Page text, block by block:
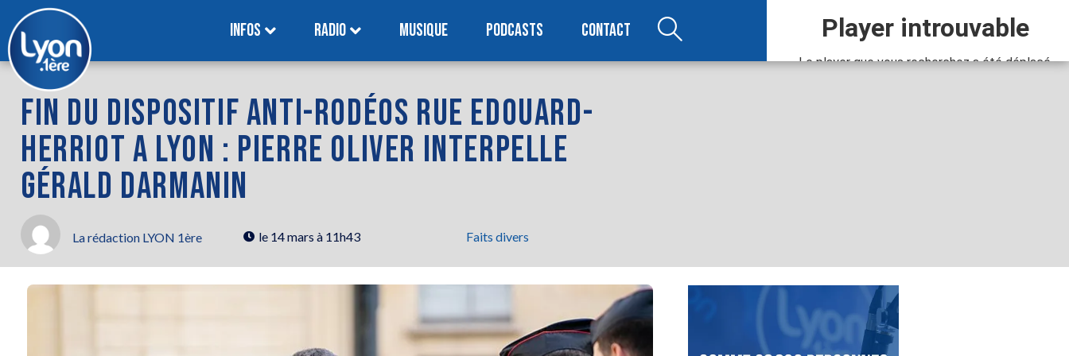
INFOS RADIO MUSIQUE PODCASTS CONTACT
FIN DU DISPOSITIF ANTI-RODÉOS RUE EDOUARD-
HERRIOT A LYON : PIERRE OLIVER INTERPELLE
GÉRALD DARMANIN
La rédaction LYON 1ère le 14 mars à 11h43 Faits divers